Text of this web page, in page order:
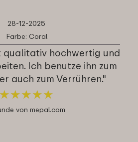
28-12-2025
Farbe: Coral
qualitativ hochwertig und
Ich benutze ihn zum
auch zum Verrühren."
★★★★★
★★★★★
von mepal.com